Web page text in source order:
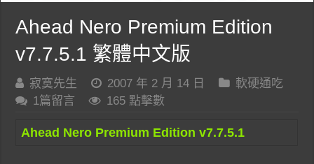
Ahead Nero Premium Edition
v7.7.5.1 繁體中文版
寂寞先生 2007 年 2 月 14 日
軟硬通吃
1篇留言
165 點擊數
Ahead Nero Premium Edition v7.7.5.1